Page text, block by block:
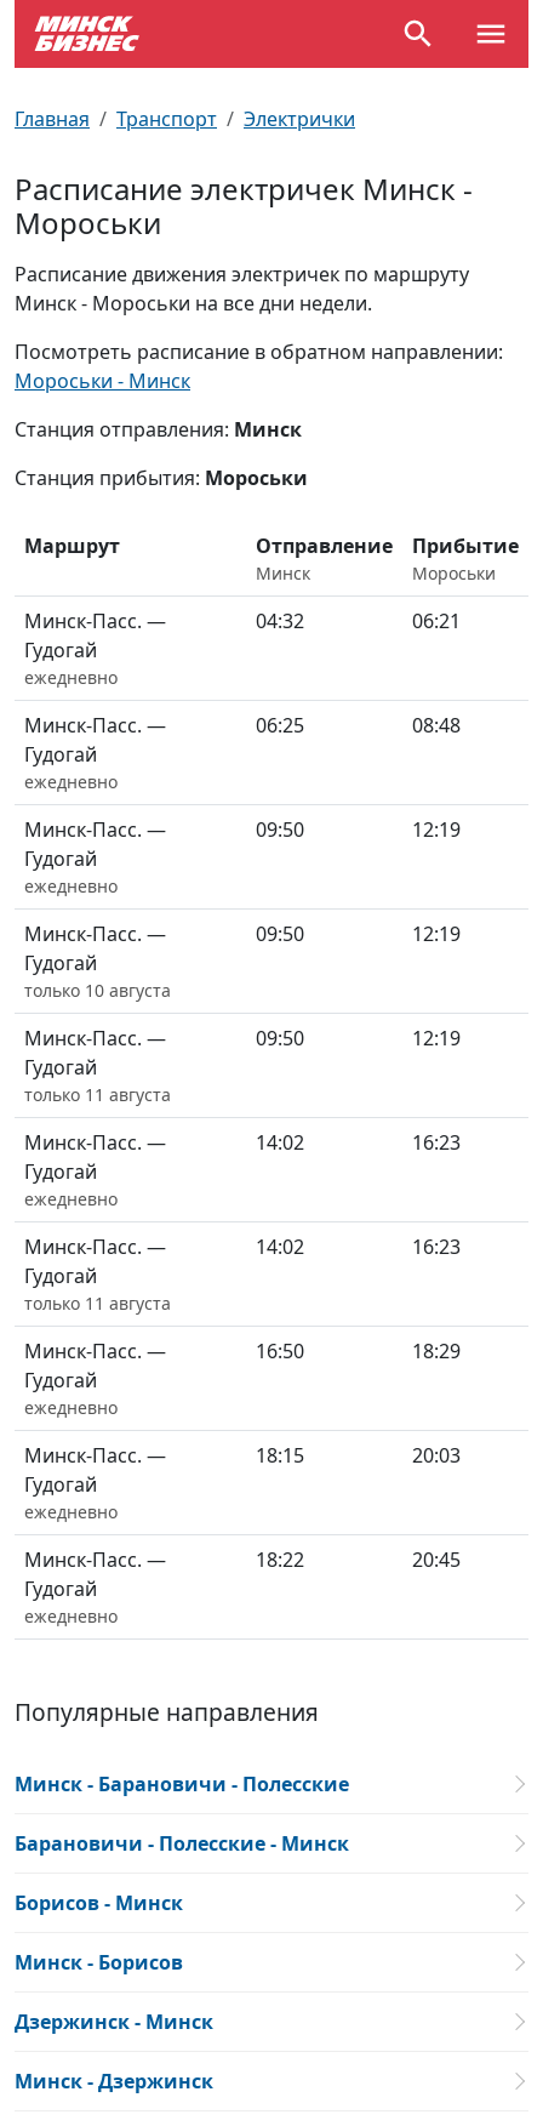
Главная Транспорт Электрички
Расписание электричек Минск -
Мороськи
Расписание движения электричек по маршруту
Минск - Мороськи на все дни недели.
Посмотреть расписание в обратном направлении:
Мороськи - Минск
Станция отправления: Минск
Станция прибытия: Мороськи
Маршрут Отправление
Минск
Прибытие
Мороськи
Минск-Пасс. —
Гудогай
ежедневно
04:32 06:21
Минск-Пасс. —
Гудогай
ежедневно
06:25 08:48
Минск-Пасс. —
Гудогай
ежедневно
09:50 12:19
Минск-Пасс. —
Гудогай
только 10 августа
09:50 12:19
Минск-Пасс. —
Гудогай
только 11 августа
09:50 12:19
Минск-Пасс. —
Гудогай
ежедневно
14:02 16:23
Минск-Пасс. —
Гудогай
только 11 августа
14:02 16:23
Минск-Пасс. —
Гудогай
ежедневно
16:50 18:29
Минск-Пасс. —
Гудогай
ежедневно
18:15 20:03
Минск-Пасс. —
Гудогай
ежедневно
18:22 20:45
Популярные направления
Минск - Барановичи - Полесские
Барановичи - Полесские - Минск
Борисов - Минск
Минск - Борисов
Дзержинск - Минск
Минск - Дзержинск
Возле метро
Почтовые индексы
Улицы Минска
Производственный календарь
Схема метро
Пробки на дорогах
Самолеты